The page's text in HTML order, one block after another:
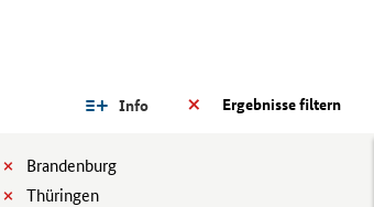
Ergebnisse filtern
Info
Brandenburg
Thüringen